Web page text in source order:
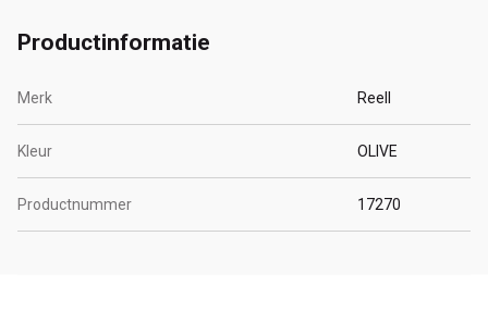
Productinformatie
Merk Reell
Kleur OLIVE
Productnummer 17270